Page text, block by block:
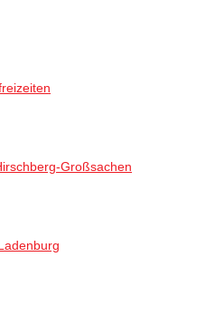
Großsachen